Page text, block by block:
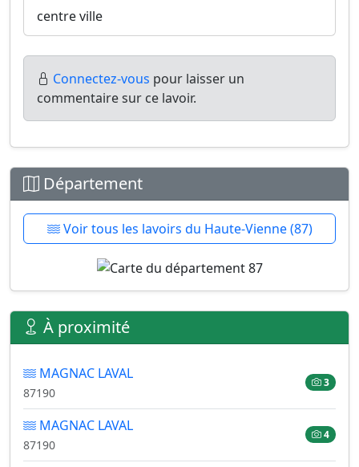
centre ville
Connectez-vous pour laisser un
commentaire sur ce lavoir.
Département
Voir tous les lavoirs du Haute-Vienne (87)
À proximité
MAGNAC LAVAL
87190
3
MAGNAC LAVAL
87190
4